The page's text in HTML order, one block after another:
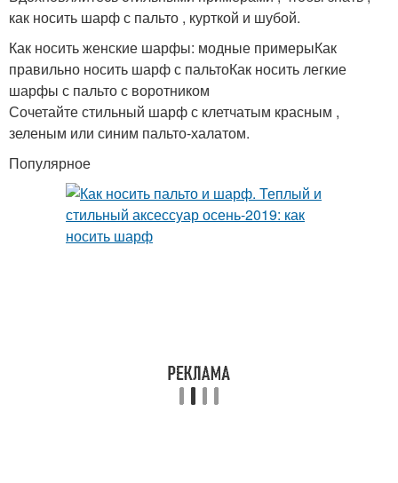
как носить шарф с пальто , курткой и шубой.
Как носить женские шарфы: модные примерыКак
правильно носить шарф с пальтоКак носить легкие
шарфы с пальто с воротником
Сочетайте стильный шарф с клетчатым красным ,
зеленым или синим пальто-халатом.
Популярное